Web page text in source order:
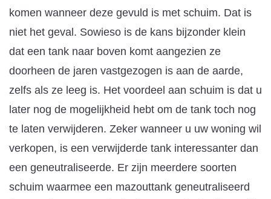
komen wanneer deze gevuld is met schuim. Dat is
niet het geval. Sowieso is de kans bijzonder klein
dat een tank naar boven komt aangezien ze
doorheen de jaren vastgezogen is aan de aarde,
zelfs als ze leeg is. Het voordeel aan schuim is dat u
later nog de mogelijkheid hebt om de tank toch nog
te laten verwijderen. Zeker wanneer u uw woning wil
verkopen, is een verwijderde tank interessanter dan
een geneutraliseerde. Er zijn meerdere soorten
schuim waarmee een mazouttank geneutraliseerd